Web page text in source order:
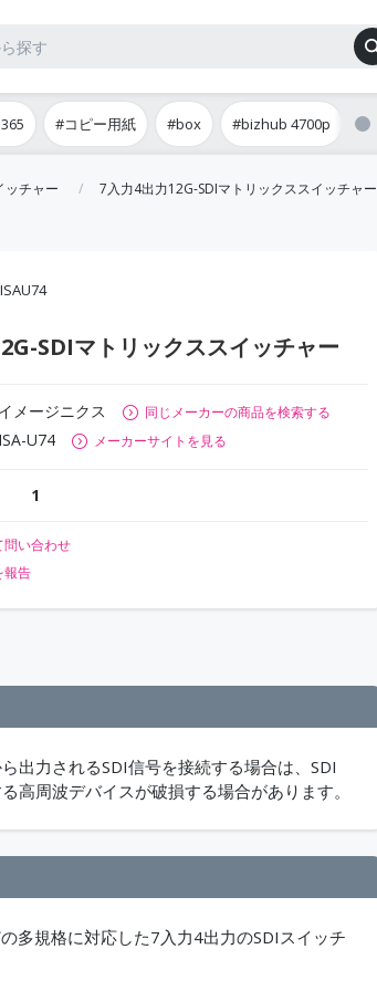
#コピー用紙 #box #bizhub 4700p
ッチャー 7入力4出力12G-SDIマトリックススイッチャー
SDIマトリックススイッチャー
イメージニクス 同じメーカーの商品を検索する
ISA-U74 メーカーサイトを見る
1
問い合わせ
報告
出力されるSDI信号を接続する場合は、SDI
高周波デバイスが破損する場合があります。
多規格に対応した7入力4出力のSDIスイッチ